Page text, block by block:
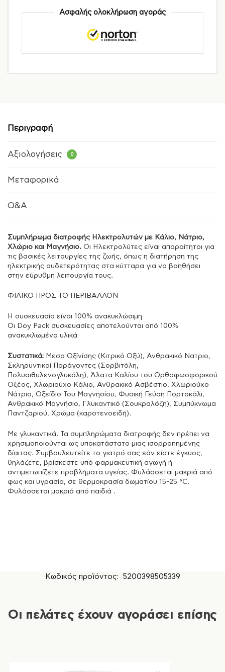
Ασφαλής ολοκλήρωση αγοράς
Περιγραφή
Αξιολογήσεις 0
Μεταφορικά
Q&A
Συμπλήρωμα διατροφής Ηλεκτρολυτών με Κάλιο, Νάτριο,
Χλώριο και Μαγνήσιο. Οι Ηλεκτρολύτες είναι απαραίτητοι για
τις βασικές λειτουργίες της ζωής, όπως η διατήρηση της
ηλεκτρικής ουδετερότητας στα κύτταρα για να βοηθήσει
στην εύρυθμη λειτουργία τους.
ΦΙΛΙΚΟ ΠΡΟΣ ΤΟ ΠΕΡΙΒΑΛΛΟΝ
Η συσκευασία είναι 100% ανακυκλώσιμη
Οι Doy Pack συσκευασίες αποτελούνται από 100%
ανακυκλωμένα υλικά
Συστατικά: Μεσο Οξίνίσης (Κιτρικό Οξύ), Ανθρακικό Νατριο,
Σκληρυντικoί Παράγοντες (Σορβιτόλη,
Πολυαιθυλενογλυκόλη), Άλατα Καλίου του Ορθοφωσφορικού
Οξέος, Χλωριούχο Κάλιο, Ανθρακικό Ασβέστιο, Χλωριούχο
Νάτριο, Οξείδιο Του Μαγνησίου, Φυσική Γεύση Πορτοκάλι,
Ανθρακικό Μαγνήσιο, Γλυκαντικό (Σουκραλόζη), Συμπύκνωμα
Παντζαριού, Χρώμα (καροτενοειδή).
Με γλυκαντικά. Τα συμπληρώματα διατροφής δεν πρέπει να
χρησιμοποιούνται ως υποκατάστατο μιας ισορροπημένης
δίαιτας. Συμβουλευτείτε το γιατρό σας εάν είστε έγκυος,
θηλάζετε, βρίσκεστε υπό φαρμακευτική αγωγή ή
αντιμετωπίζετε προβλήματα υγείας. Φυλάσσεται μακριά από
φως και υγρασία, σε θερμοκρασία δωματίου 15-25 °C.
Φυλάσσεται μακριά από παιδιά .
Κωδικός προϊόντος: 5200398505339
Οι πελάτες έχουν αγοράσει επίσης